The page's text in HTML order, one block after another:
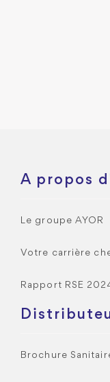
A propos
Le groupe AYOR
Votre carrière
Rapport RSE
Brochure